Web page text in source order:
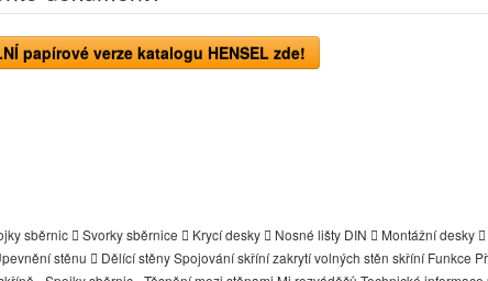
papírové verze katalogu HENSEL zde!
sběrnic  Svorky sběrnice  Krycí desky  Nosné lišty DIN  Montážní desky
stěnu  Dělící stěny Spojování skříní zakrytí volných stěn skříní Funkce